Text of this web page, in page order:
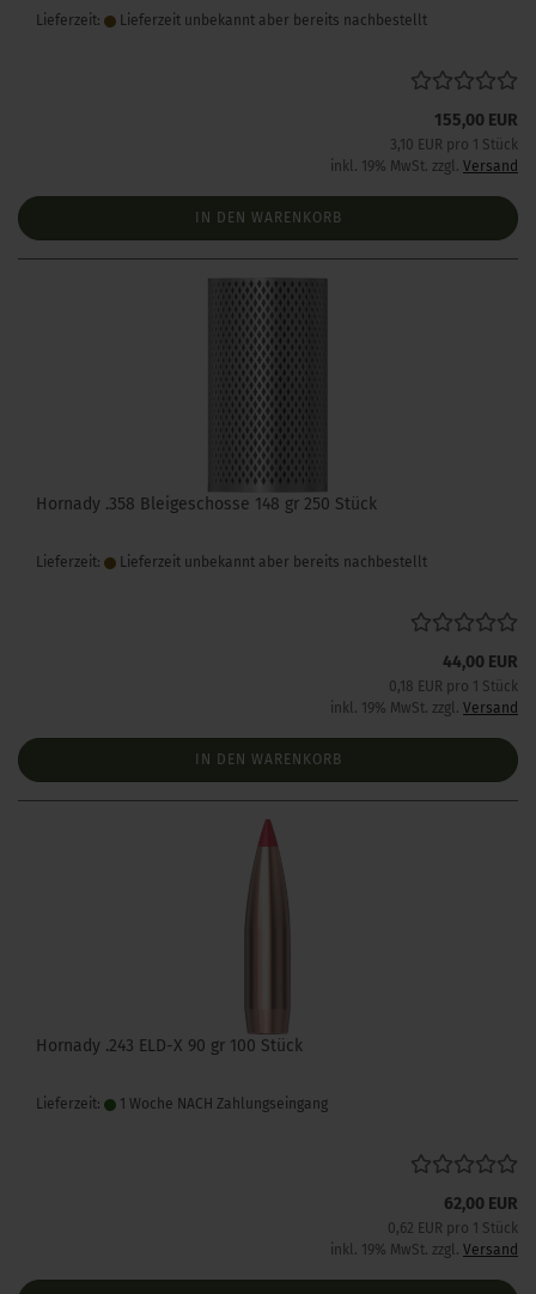
Lieferzeit: Lieferzeit unbekannt aber bereits nachbestellt
155,00 EUR
3,10 EUR pro 1 Stück
inkl. 19% MwSt. zzgl. Versand
IN DEN WARENKORB
Hornady .358 Bleigeschosse 148 gr 250 Stück
Lieferzeit: Lieferzeit unbekannt aber bereits nachbestellt
44,00 EUR
0,18 EUR pro 1 Stück
inkl. 19% MwSt. zzgl. Versand
IN DEN WARENKORB
Hornady .243 ELD-X 90 gr 100 Stück
Lieferzeit: 1 Woche NACH Zahlungseingang
62,00 EUR
0,62 EUR pro 1 Stück
inkl. 19% MwSt. zzgl. Versand